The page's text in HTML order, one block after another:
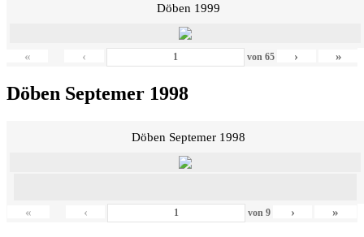
Döben 1999
« ‹ von 65 › »
Döben Septemer 1998
Döben Septemer 1998
« ‹ von9 › »